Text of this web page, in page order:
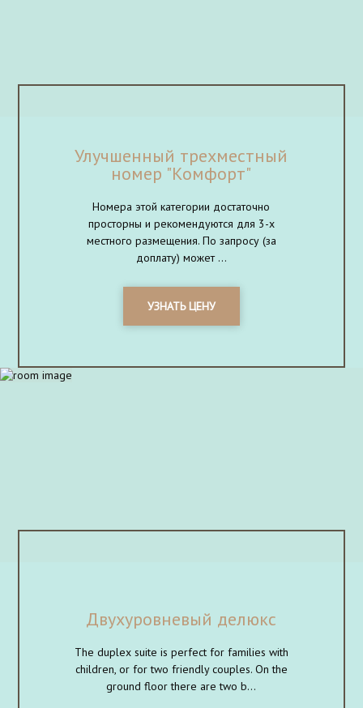
Улучшенный трехместный
номер "Комфорт"
Номера этой категории достаточно
просторны и рекомендуются для 3-х
местного размещения. По запросу (за
доплату) может ...
УЗНАТЬ ЦЕНУ
Двухуровневый делюкс
The duplex suite is perfect for families with
children, or for two friendly couples. On the
ground floor there are two b...